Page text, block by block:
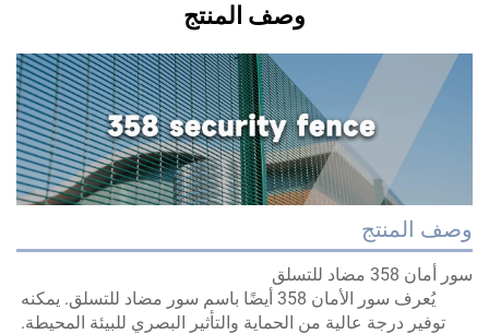
وصف المنتج
المنتج
358 مضاد للتسلق
يُعرف سور الأمان 358 أيضًا باسم سور مضاد للتسلق. يمكنه
توفير درجة عالية من الحماية والتأثير البصري للبيئة المحيطة.